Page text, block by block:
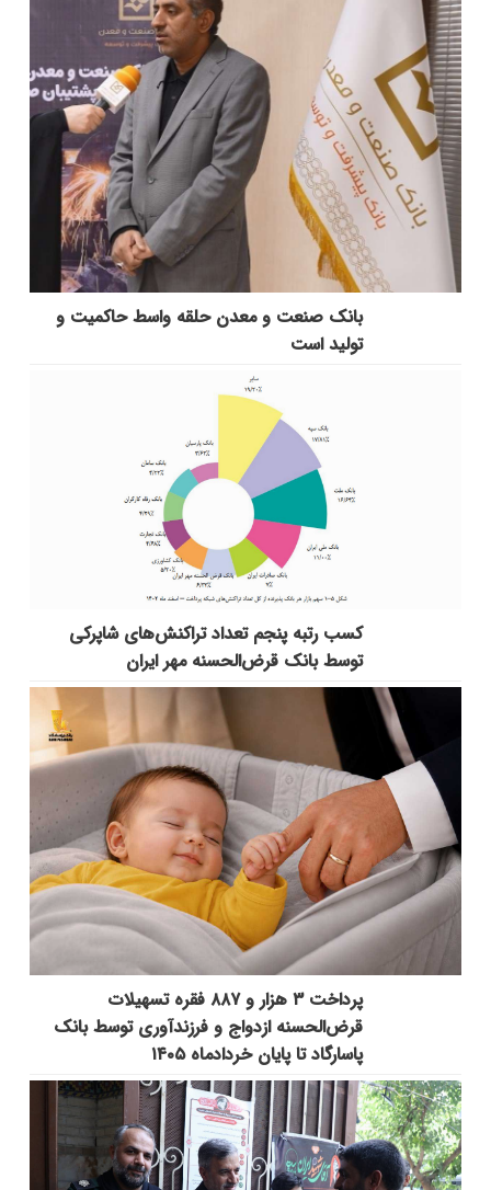
بانك صنعت و معدن حلقه واسط حاكمیت و
تولید است
کسب رتبه پنجم تعداد تراکنش‌های شاپرکی
توسط بانک قرض‌الحسنه مهر ایران
پرداخت ۳ هزار و ۸۸۷ فقره تسهیلات
قرض‌الحسنه ازدواج و فرزندآوری توسط بانک
پاسارگاد تا پایان خردادماه ۱۴۰۵